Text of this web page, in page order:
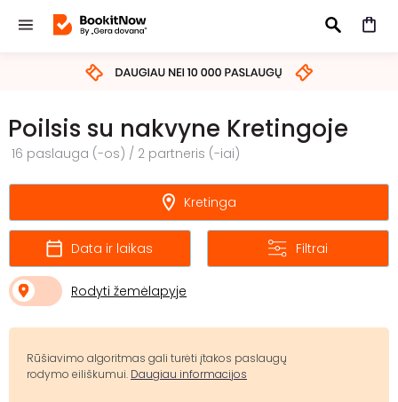
IEŠKOTI
Poilsis su nakvyne Kretingoje
16 paslauga (-os) / 2 partneris (-iai)
Kretinga
Data ir laikas Filtrai
Rodyti žemėlapyje
Rūšiavimo algoritmas gali turėti įtakos paslaugų
rodymo eiliškumui. Daugiau informacijos